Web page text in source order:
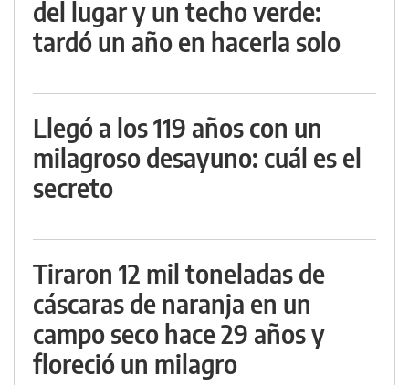
del lugar y un techo verde:
tardó un año en hacerla solo
Llegó a los 119 años con un
milagroso desayuno: cuál es el
secreto
Tiraron 12 mil toneladas de
cáscaras de naranja en un
campo seco hace 29 años y
floreció un milagro